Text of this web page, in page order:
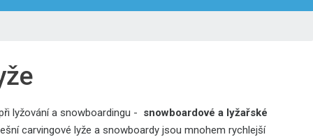
e
lyžování a snowboardingu - snowboardové a lyžařské
carvingové lyže a snowboardy jsou mnohem rychlejší